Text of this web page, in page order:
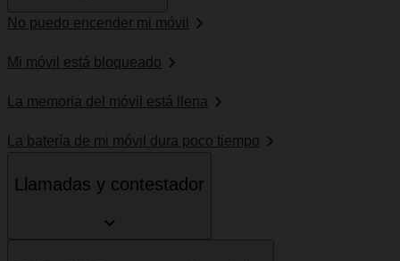
No puedo encender mi móvil
Mi móvil está bloqueado
La memoria del móvil está llena
La batería de mi móvil dura poco tiempo
Llamadas y contestador